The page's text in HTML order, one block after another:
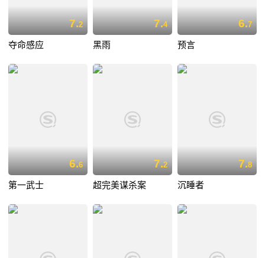
7.2
夺命感应
7.4
黑雨
6.7
预言
6.6
第一武士
7.2
超完美谋杀案
7.8
沉睡者